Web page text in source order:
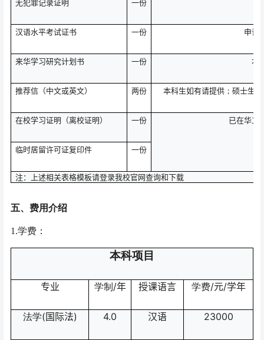
无犯罪记录证明 一份
汉语水平考试证书 一份 申请
来华学习研究计划书 一份 本
推荐信（中文或英文） 两份 本科生如有请提供 ； 硕士生
在校学习证明（离校证明） 一份 已在华工
临时居留许可证复印件 一份
注：上述相关表格模板请登录我校官网查询和下载
五、 费用介绍
1.学费：
本科项目
专业 学制 /年 授课语言 学费/元/学年
法学(国际法) 4.0 汉语 23000